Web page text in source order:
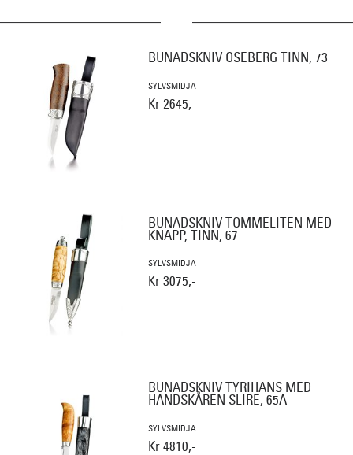
BUNADSKNIV OSEBERG TINN, 73
SYLVSMIDJA
Kr 2645,-
BUNADSKNIV TOMMELITEN MED
KNAPP, TINN, 67
SYLVSMIDJA
Kr 3075,-
BUNADSKNIV TYRIHANS MED
HANDSKÅREN SLIRE, 65A
SYLVSMIDJA
Kr 4810,-